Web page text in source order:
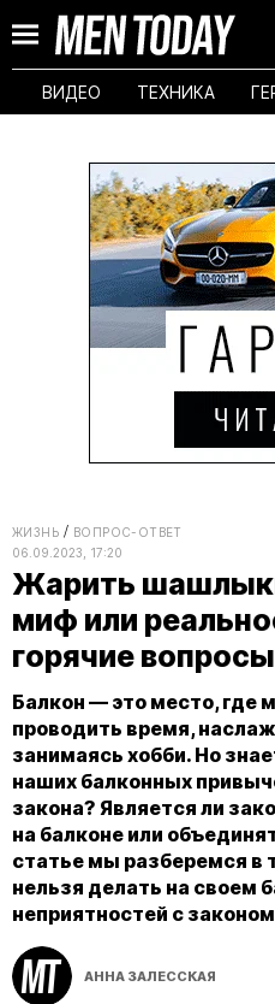
ВИДЕО ТЕХНИКА
ЖИЗНЬ
ВОПРОС-ОТВЕТ
06.09.2023, 17:20
Жарить
миф или
горячие вопросы
Балкон — это место, где
проводить время,
занимаясь хобби. Но
наших балконных
закона? Является ли
на балконе или
статье мы разберемся в
нельзя делать на своем
неприятностей с
АННА ЗАЛЕССКАЯ